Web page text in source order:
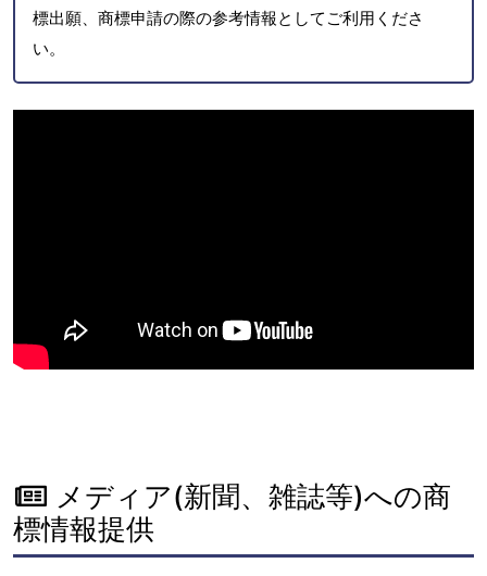
標出願、商標申請の際の参考情報としてご利用くださ
い。
メディア(新聞、雑誌等)への商
標情報提供